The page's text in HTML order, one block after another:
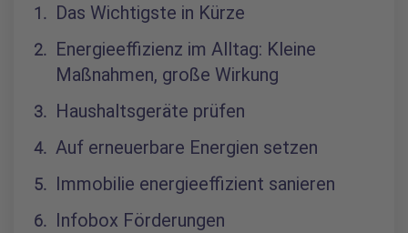
Inhaltsverzeichnis
Das Wichtigste in Kürze
Energieeffizienz im Alltag: Kleine
Maßnahmen, große Wirkung
Haushaltsgeräte prüfen
Auf erneuerbare Energien setzen
Immobilie energieeffizient sanieren
Infobox Förderungen